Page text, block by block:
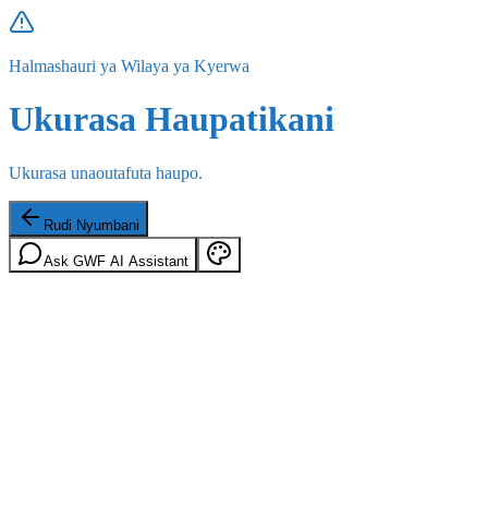
Halmashauri ya Wilaya ya Kyerwa
Ukurasa Haupatikani
Ukurasa unaoutafuta haupo.
Rudi Nyumbani
Ask GWF AI Assistant